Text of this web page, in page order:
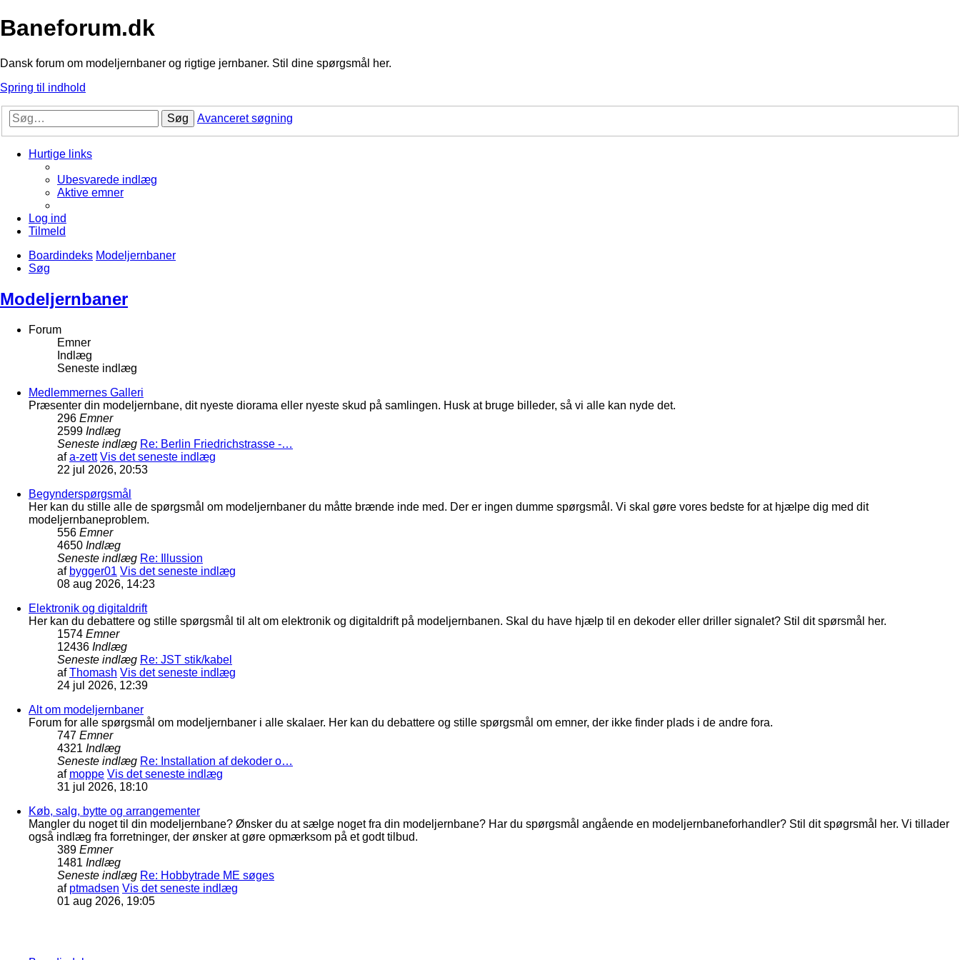
Baneforum.dk
Dansk forum om modeljernbaner og rigtige jernbaner. Stil dine spørgsmål her.
Spring til indhold
Søg Avanceret søgning
Hurtige links
Ubesvarede indlæg
Aktive emner
Log ind
Tilmeld
Boardindeks Modeljernbaner
Søg
Modeljernbaner
Forum
Emner
Indlæg
Seneste indlæg
Medlemmernes Galleri
Præsenter din modeljernbane, dit nyeste diorama eller nyeste skud på samlingen. Husk at bruge billeder, så vi alle kan nyde det.
296 Emner
2599 Indlæg
Seneste indlæg Re: Berlin Friedrichstrasse -…
afa-zett Vis det seneste indlæg
22 jul 2026, 20:53
Begynderspørgsmål
Her kan du stille alle de spørgsmål om modeljernbaner du måtte brænde inde med. Der er ingen dumme spørgsmål. Vi skal gøre vores bedste for at hjælpe dig med dit
modeljernbaneproblem.
556 Emner
4650 Indlæg
Seneste indlæg Re: Illussion
af bygger01 Vis det seneste indlæg
08 aug 2026, 14:23
Elektronik og digitaldrift
Her kan du debattere og stille spørgsmål til alt om elektronik og digitaldrift på modeljernbanen. Skal du have hjælp til en dekoder eller driller signalet? Stil dit spørsmål her.
1574 Emner
12436 Indlæg
Seneste indlæg Re: JST stik/kabel
afThomash Vis det seneste indlæg
24 jul 2026, 12:39
Alt om modeljernbaner
Forum for alle spørgsmål om modeljernbaner i alle skalaer. Her kan du debattere og stille spørgsmål om emner, der ikke finder plads i de andre fora.
747 Emner
4321 Indlæg
Seneste indlæg Re: Installation af dekoder o…
af moppe Vis det seneste indlæg
31 jul 2026, 18:10
Køb, salg, bytte og arrangementer
Mangler du noget til din modeljernbane? Ønsker du at sælge noget fra din modeljernbane? Har du spørgsmål angående en modeljernbaneforhandler? Stil dit spøgrsmål her. Vi tillader
også indlæg fra forretninger, der ønsker at gøre opmærksom på et godt tilbud.
389 Emner
1481 Indlæg
Seneste indlæg Re: Hobbytrade ME søges
af ptmadsen Vis det seneste indlæg
01 aug 2026, 19:05